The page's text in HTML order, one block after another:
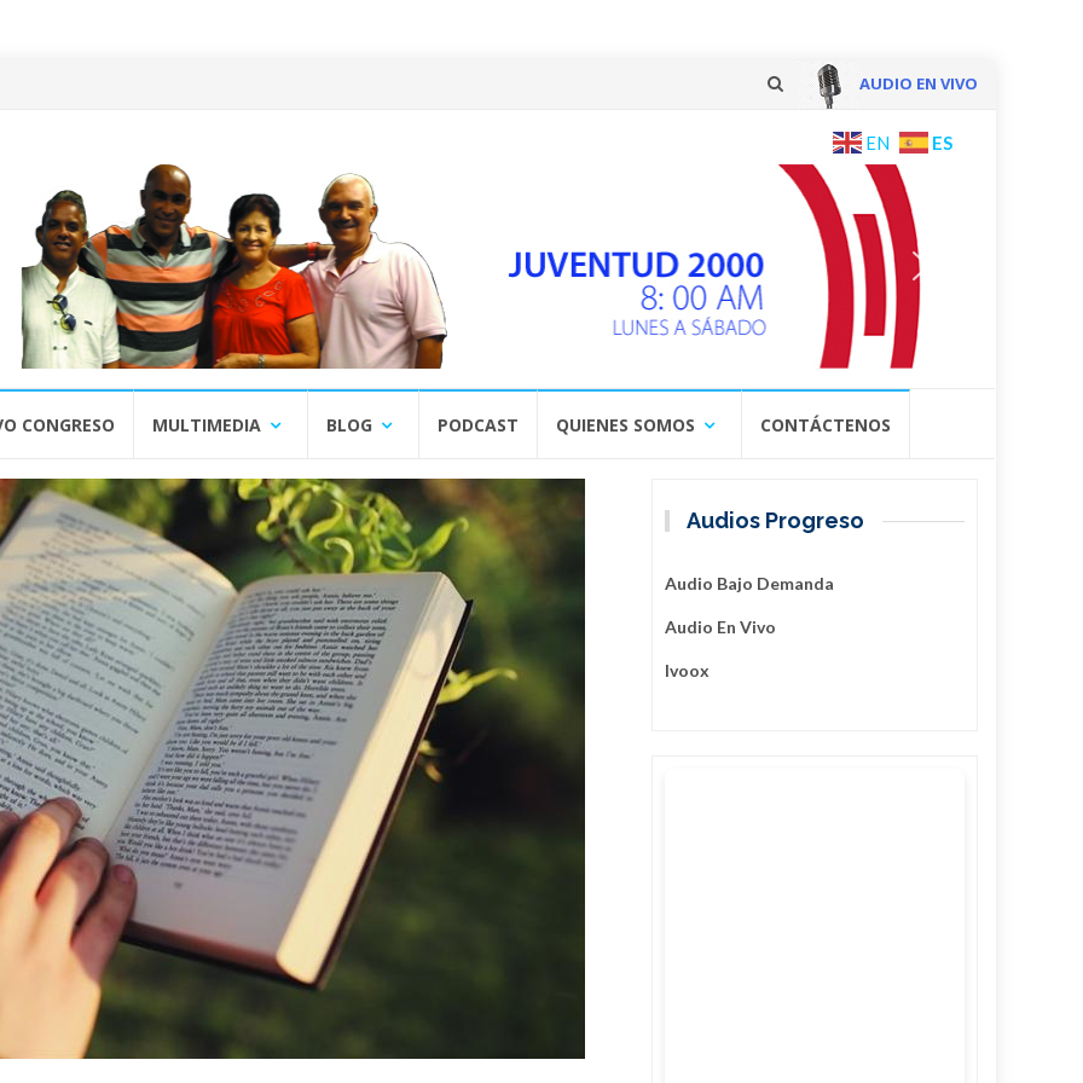
AUDIO EN VIVO
content
EN ES
CONGRESO MULTIMEDIA BLOG PODCAST QUIENES SOMOS CONTÁCTENOS
Audios Progreso
Audio Bajo Demanda
Audio En Vivo
Ivoox